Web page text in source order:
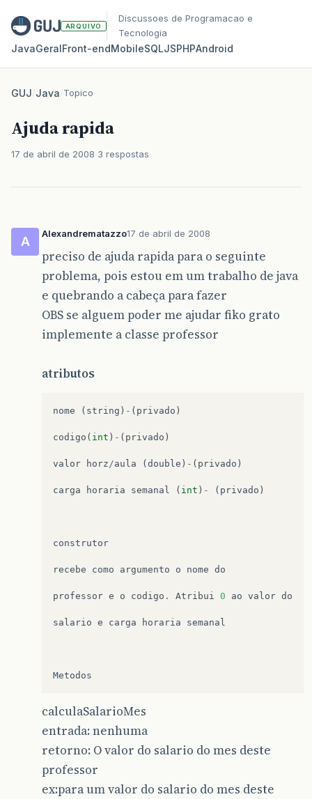
ARQUIVO
Discussoes de Programacao e
Tecnologia
JavaGeralFront‑endMobileSQLJSPHPAndroid
GUJ/Java/Topico
Ajuda rapida
17 de abril de 2008 3 respostas
A
Alexandrematazzo17 de abril de 2008
preciso de ajuda rapida para o seguinte
problema, pois estou em um trabalho de java
e quebrando a cabeça para fazer
OBS se alguem poder me ajudar fiko grato
implemente a classe professor
atributos
nome ( string ) - ( privado )
codigo ( int ) - ( privado )
valor horz/aula ( double ) - ( privado )
carga horaria semanal ( int ) - ( privado )
construtor
recebe como argumento o nome do
professor e o codigo . Atribui 0 ao valor do
salario e carga horaria semanal
Metodos
calculaSalarioMes
entrada: nenhuma
retorno: O valor do salario do mes deste
professor
ex:para um valor do salario do mes deste